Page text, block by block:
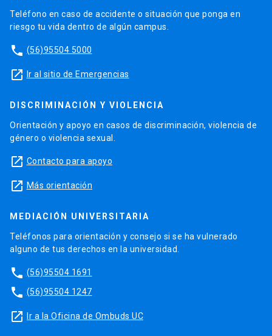
Teléfono en caso de accidente o situación que ponga en
riesgo tu vida dentro de algún campus.
phone (56)95504 5000
launch Ir al sitio de Emergencias
DISCRIMINACIÓN Y VIOLENCIA
Orientación y apoyo en casos de discriminación, violencia de
género o violencia sexual.
launch Contacto para apoyo
launch Más orientación
MEDIACIÓN UNIVERSITARIA
Teléfonos para orientación y consejo si se ha vulnerado
alguno de tus derechos en la universidad.
phone (56)95504 1691
phone (56)95504 1247
launch Ir a la Oficina de Ombuds UC